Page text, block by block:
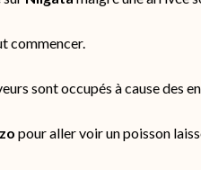
commencer.
sont occupés à cause des
pour aller voir un poisson